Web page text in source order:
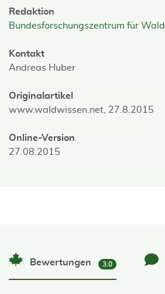
Redaktion
Bundesforschungszentrum für Wald
Kontakt
Andreas Huber
Originalartikel
www.waldwissen.net, 27.8.2015
Online-Version
27.08.2015
Bewertungen 3.0